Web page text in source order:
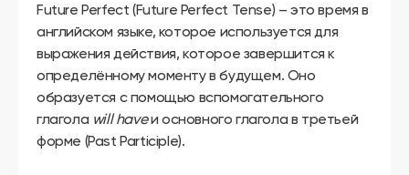
Помочь
Future Perfect (Future Perfect Tense) – это время в
английском языке, которое используется для
выражения действия, которое завершится к
определённому моменту в будущем. Оно
образуется с помощью вспомогательного
глагола will haveи основного глагола в третьей
форме (Past Participle).